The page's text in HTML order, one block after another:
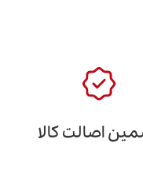
اصالت کالا